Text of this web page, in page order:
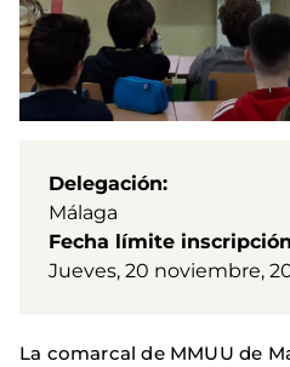
Delegación
Málaga
Fecha límite inscripción
Jueves, 20 noviembre,
La comarcal de MMUU de